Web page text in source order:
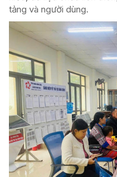
tảng và người dùng.